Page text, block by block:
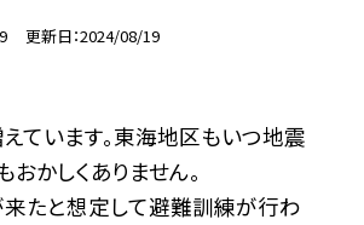
更新日 2024/08/19
ています。東海地区もいつ地震
かしくありません。
たと想定して避難訓練が行わ